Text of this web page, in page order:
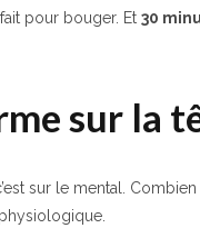
pour bouger. Et 30
sur la
sur le mental.